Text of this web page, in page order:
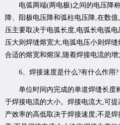
电弧两端(两电极)之间的电压降
降、阳极电压降和弧柱电压降,在数
压主要取决于电弧长度,电弧长电弧
压大则焊缝熔宽大,电弧电压小则焊
合适的熔宽和熔深,随着焊接电流的增
6、焊接速度是什么?有什么作用?
单位时间内完成的单道焊缝长度
于焊接电流的大小。焊接电流大,可
产效率的高低取决于焊接速度;不是